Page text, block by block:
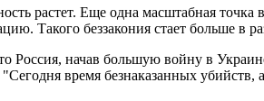
растет. Еще одна масштабная
Такого беззакония стает больше в
Россия, начав большую войну в
время безнаказанных убийств,